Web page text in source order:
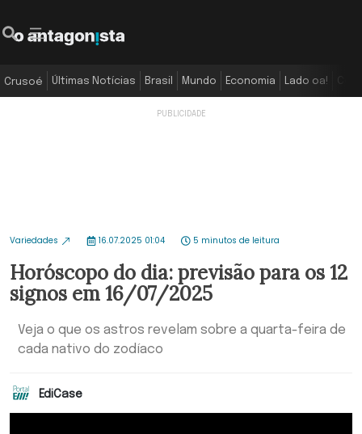
Crusoé Últimas Notícias Brasil Mundo Economia Lado oa!
Variedades 16.07.2025 01:04 5 minutos de leitura
Horóscopo do dia: previsão para os 12
signos em 16/07/2025
Veja o que os astros revelam sobre a quarta-feira de
cada nativo do zodíaco
EdiCase